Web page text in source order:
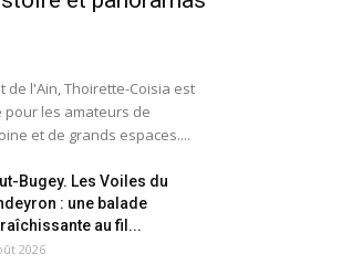
de l'Ain, Thoirette-Coisia est
les amateurs de
et de grands espaces....
Bugey. Les Voiles du
: une balade
au fil...
2026